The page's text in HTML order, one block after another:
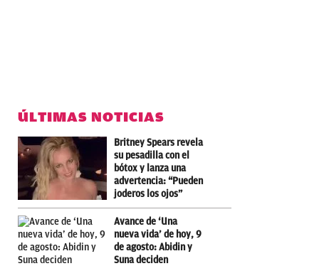
ÚLTIMAS NOTICIAS
Britney Spears revela
su pesadilla con el
bótox y lanza una
advertencia: “Pueden
joderos los ojos”
Avance de ‘Una
nueva vida’ de hoy, 9
de agosto: Abidin y
Suna deciden